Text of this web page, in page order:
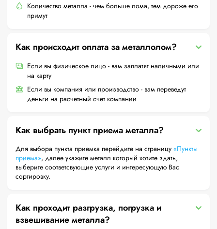
Количество металла - чем больше лома, тем дороже его
примут
Как происходит оплата за металлолом?
Если вы физическое лицо - вам заплатят наличными или
на карту
Если вы компания или производство - вам переведут
деньги на расчетный счет компании
Как выбрать пункт приема металла?
Для выбора пункта приемка перейдите на страницу «Пункты
приема», далее укажите металл который хотите здать,
выберите соответсвующие услуги и интересующую Вас
сортировку.
Как проходит разгрузка, погрузка и
взвешивание металла?